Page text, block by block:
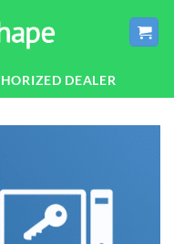
DEALER